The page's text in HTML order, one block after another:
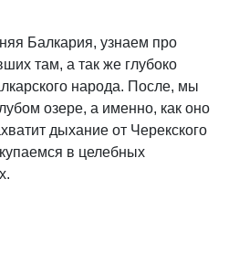
Балкария, узнаем про
там, а так же глубоко
народа. После, мы
озере, а именно, как оно
дыхание от Черекского
в целебных